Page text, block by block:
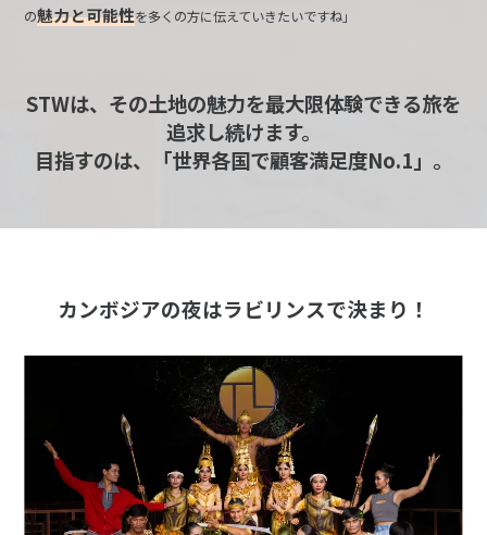
の魅力と可能性を多くの方に伝えていきたいですね」
STWは、その土地の魅力を最大限体験できる旅を
追求し続けます。
目指すのは、「世界各国で顧客満足度No.1」。
カンボジアの夜はラビリンスで決まり！